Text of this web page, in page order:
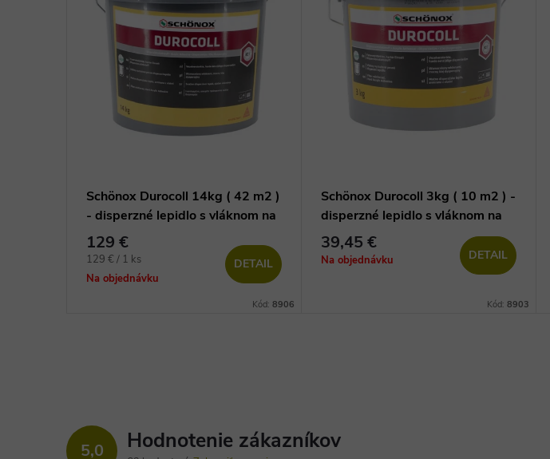
Schönox Durocoll 14kg ( 42 m2 )
- disperzné lepidlo s vláknom na
vinylové podlahy
129 €
Jednotková
cena:
129 € / 1 ks
Na objednávku
DETAIL
Kód: 8906
Schönox Durocoll 3kg ( 10 m2 ) -
disperzné lepidlo s vláknom na
vinylové podlahy
39,45 €
Na objednávku DETAIL
Kód: 8903
5,0 Hodnotenie zákazníkov